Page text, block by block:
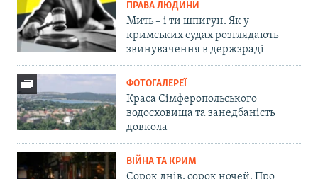
ПРАВА ЛЮДИНИ
Мить – і ти шпигун. Як у
кримських судах розглядають
звинувачення в держзраді
ФОТОГАЛЕРЕЇ
Краса Сімферопольського
водосховища та занедбаність
довкола
ВІЙНА ТА КРИМ